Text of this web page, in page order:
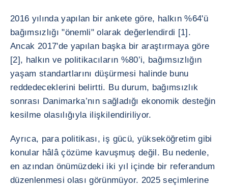
2016 yılında yapılan bir ankete göre, halkın %64'ü
bağımsızlığı "önemli" olarak değerlendirdi [1].
Ancak 2017'de yapılan başka bir araştırmaya göre
[2], halkın ve politikacıların %80’i, bağımsızlığın
yaşam standartlarını düşürmesi halinde bunu
reddedeceklerini belirtti. Bu durum, bağımsızlık
sonrası Danimarka’nın sağladığı ekonomik desteğin
kesilme olasılığıyla ilişkilendiriliyor.
Ayrıca, para politikası, iş gücü, yükseköğretim gibi
konular hâlâ çözüme kavuşmuş değil. Bu nedenle,
en azından önümüzdeki iki yıl içinde bir referandum
düzenlenmesi olası görünmüyor. 2025 seçimlerine